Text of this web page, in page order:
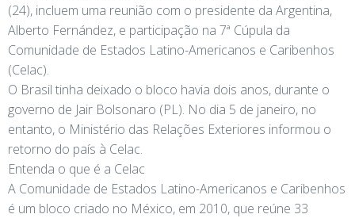
(24), incluem uma reunião com o presidente da Argentina,
Alberto Fernández, e participação na 7ª Cúpula da
Comunidade de Estados Latino-Americanos e Caribenhos
(Celac).
O Brasil tinha deixado o bloco havia dois anos, durante o
governo de Jair Bolsonaro (PL). No dia 5 de janeiro, no
entanto, o Ministério das Relações Exteriores informou o
retorno do país à Celac.
Entenda o que é a Celac
A Comunidade de Estados Latino-Americanos e Caribenhos
é um bloco criado no México, em 2010, que reúne 33